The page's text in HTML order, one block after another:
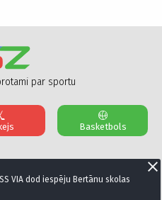
VIA dod iespēju Bertānu skolas
par sportu
Basketbols
Parametri Kontakti